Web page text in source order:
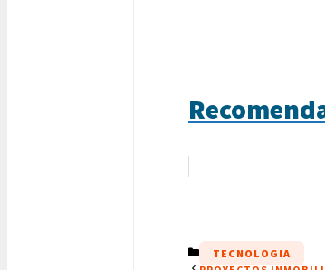
CATEGORÍAS
TECNOLOGIA